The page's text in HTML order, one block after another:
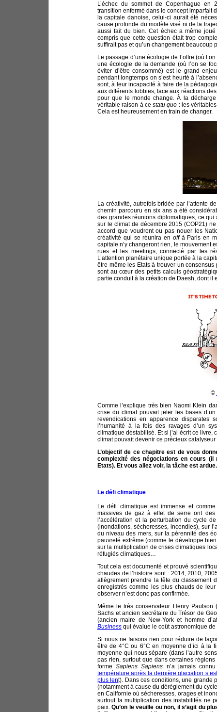
L’échec du sommet de Copenhague en
transition enfermé dans le concept imparfait
la capitale danoise, celui-ci aurait été
cause profonde du modèle visé ni de la
aussi fait du bien. Cet échec a même
compris que cette question était trop
suffirait pas et qu’un changement beaucoup
Le passage d’une écologie de l’offre (où
une écologie de la demande (où l’on se
éviter d’être consommé) est le grand
pendant longtemps on s’est heurté à
sont, à leur incapacité à faire de la
aux différents lobbies, face aux réactions
pour que le monde change. À la
véritable raison à ce statu quo : les
Cela est heureusement en train de changer.
La créativité, autrefois bridée par l’attente
chemin parcouru en six ans a été
des grandes réunions diplomatiques, ce
sur le climat de décembre 2015 (COP21)
accord que voudront ou pas nouer les
créativité qui se réunira en off à Paris en
capitale n’y changeront rien, le mouvement
rues et les meetings, connecté par les
L’attention planétaire unique portée à la
être même les Etats à trouver un
sont au cœur des petits calculs
partie conduit à la création de Daesh, dont il
©
Comme l’explique très bien Naomi Klein
crise du climat pouvait jeter les bases
revendications en apparence disparates
l’humanité à la fois des ravages d’un
climatique déstabilisé. Et si j’ai écrit ce livre,
climat pouvait devenir ce précieux
L’objectif de ce chapitre est de vous
complexité des négociations en cours
Etats). Et vous allez voir, la tâche est ardue.
Le défi climatique
Le défi climatique est immense et
massives de gaz à effet de serre ont des
l’accélération et la perturbation du cycle
(inondations, sécheresses, incendies), sur
du niveau des mers, sur la pérennité des
pauvreté extrême (comme le développe
sur la multiplication de crises climatiques
réfugiés climatiques…
Tout cela est documenté et prouvé
chaudes de l’histoire sont : 2014, 2010,
allègrement prendre la tête du classement
enregistrés comme les plus chauds de
observer n’est donc pas confirmée.
Même le très conservateur Henry
Sachs et ancien secrétaire du Trésor de
(ancien maire de New-York et homme
Business qui évalue le coût astronomique
Si nous ne faisons rien pour réduire de
être de 4°C ou 6°C en moyenne d’ici à la
moyenne qui nous sépare (dans l’autre
pas rien, surtout que dans certaines
formeSapiens Sapiens n’a jamais
température après la dernière glaciation
plus lent). Dans ces conditions, une grande
(notamment à cause du dérèglement du
en Californie où sécheresses, orages et
surtout la multiplication des instabilités ne
paix.Qu’on le veuille ou non, il s’agit du